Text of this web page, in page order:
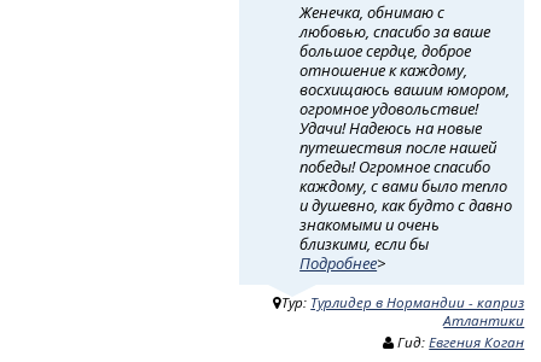
Женечка, обнимаю с
любовью, спасибо за ваше
большое сердце, доброе
отношение к каждому,
восхищаюсь вашим юмором,
огромное удовольствие!
Удачи! Надеюсь на новые
путешествия после нашей
победы! Огромное спасибо
каждому, с вами было тепло
и душевно, как будто с давно
знакомыми и очень
близкими, если бы
Подробнее>
Тур: Турлидер в Нормандии - каприз
Атлантики
Гид:Евгения Коган